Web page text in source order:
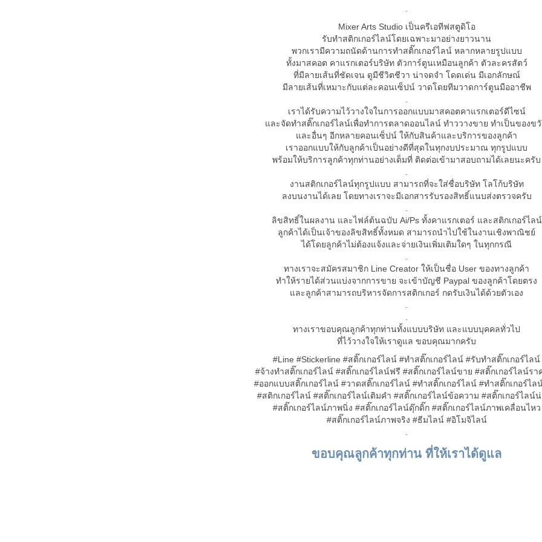
Mixer Arts Studio เป็นครีเอทีฟสตูดิโอ
รับทำสติกเกอร์ไลน์โดยเฉพาะมาอย่างยาวนาน
พวกเรามีความถนัดด้านการทำสติ๊กเกอร์ไลน์ หลากหลายรูปแบบ
ทั้งมาสคอต คาแรกเตอร์บริษัท ตัวการ์ตูนเหมือนลูกค้า ตัวละครสัตว์
ที่มีลายเส้นที่ชัดเจน ดูมีชีวิตชีวา น่าจดจำ โดดเด่น มีเอกลักษณ์
มีลายเส้นที่เหมาะกับแต่ละคอนเซ็ปน์ วาดโดยทีมวาดการ์ตูนมืออาชีพ
เราได้รับความไว้วางใจในการออกแบบมาสคอตคาแรกเตอร์ดีไซน์
และจัดทำสติ๊กเกอร์ไลน์เพื่อทำการตลาดออนไลน์ ทำววางขาย ทำเป็นของข
และอื่นๆ อีกหลายคอนเซ็ปน์ ให้กับสินค้าและบริการของลูกค้า
เราออกแบบให้กับลูกค้าเป็นอย่างดีที่สุดในทุกงบประมาณ ทุกรูปแบบ
พร้อมให้บริการลูกค้าทุกท่านอย่างเต็มที่ ติดต่อเข้ามาสอบถามได้เลยนะครับ
งานสติกเกอร์ไลน์ทุกรูปแบบ สามารถที่จะใส่ชื่อบริษัท โลโก้บริษัท
ลงบนงานได้เลย โดยทางเราจะมีเอกสารรับรองสิทธิ์แนบส่งตรวจครับ
ลิขสิทธิ์ในผลงาน และไฟล์ต้นฉบับ Ai/Ps ทั้งคาแรกเตอร์ และสติกเกอร์ไลน์
ลูกค้าได้เป็นเจ้าของลิขสิทธิ์ทั้งหมด สามารถนำไปใช้ในงานเชิงพาณิชย์
ได้โดยลูกค้าไม่ต้องแจ้งและจ่ายเงินเพิ่มเติมใดๆ ในทุกกรณี
ทางเราจะสมัครสมาชิก Line Creator ให้เป็นชื่อ User ของทางลูกค้า
ทำให้รายได้ส่วนแบ่งจากการขาย จะเข้าบัญชี Paypal ของลูกค้าโดยตรง
และลูกค้าสามารถบริหารจัดการสติกเกอร์ กดรับเงินได้ด้วยตัวเอง
ทางเราขอบคุณลูกค้าทุกท่านทั้งแบบบริษัท และแบบบุคคลทั่วไป
ที่ไว้วางใจให้เราดูแล ขอบคุณมากครับ
#Line #Stickerline #สติ๊กเกอร์ไลน์ #ทำสติ๊กเกอร์ไลน์ #รับทำสติ๊กเกอร์ไลน์
#จ้างทำสติ๊กเกอร์ไลน์ #สติ๊กเกอร์ไลน์ฟรี #สติ๊กเกอร์ไลน์ขาย #สติ๊กเกอร์ไลน์รา
#ออกแบบสติ๊กเกอร์ไลน์ #วาดสติ๊กเกอร์ไลน์ #ทำสติ๊กเกอร์ไลน์ #ทําสติ๊กเกอร์ไล
#สติกเกอร์ไลน์ #สติ๊กเกอร์ไลน์เติมคำ #สติ๊กเกอร์ไลน์ข้อความ #สติ๊กเกอร์ไลน์
#สติ๊กเกอร์ไลน์ภาพนิ่ง #สติ๊กเกอร์ไลน์ดุ๊กดิ๊ก #สติ๊กเกอร์ไลน์ภาพเคลื่อนไหว
#สติ๊กเกอร์ไลน์ภาพจริง #ธีมไลน์ #อิโมจิไลน์
ขอบคุณลูกค้าทุกท่าน ที่ให้เราได้ดูแล